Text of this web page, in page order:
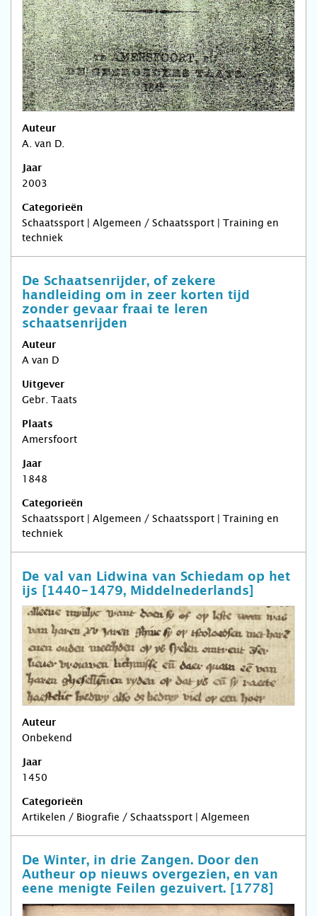
Auteur
A. van D.
Jaar
2003
Categorieën
Schaatssport | Algemeen / Schaatssport | Training en
techniek
De Schaatsenrijder, of zekere
handleiding om in zeer korten tijd
zonder gevaar fraai te leren
schaatsenrijden
Auteur
A van D
Uitgever
Gebr. Taats
Plaats
Amersfoort
Jaar
1848
Categorieën
Schaatssport | Algemeen / Schaatssport | Training en
techniek
De val van Lidwina van Schiedam op het
ijs [1440-1479, Middelnederlands]
Auteur
Onbekend
Jaar
1450
Categorieën
Artikelen / Biografie / Schaatssport | Algemeen
De Winter, in drie Zangen. Door den
Autheur op nieuws overgezien, en van
eene menigte Feilen gezuivert. [1778]